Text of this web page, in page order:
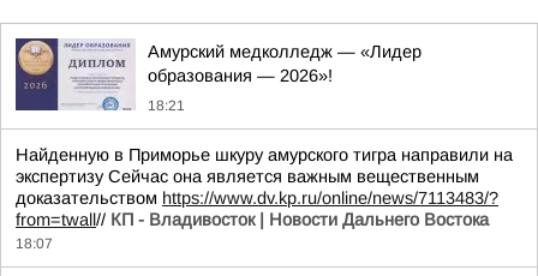
Амурский медколледж — «Лидер
образования — 2026»!
18:21
Найденную в Приморье шкуру амурского тигра направили на
экспертизу Сейчас она является важным вещественным
доказательством https://www.dv.kp.ru/online/news/7113483/?
from=twall// КП - Владивосток | Новости Дальнего Востока
18:07